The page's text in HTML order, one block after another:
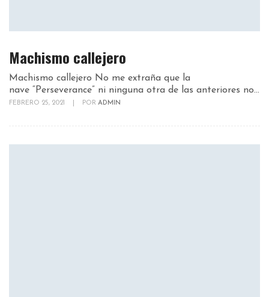
Machismo callejero
Machismo callejero No me extraña que la
nave “Perseverance” ni ninguna otra de las anteriores no...
FEBRERO 25, 2021 POR ADMIN